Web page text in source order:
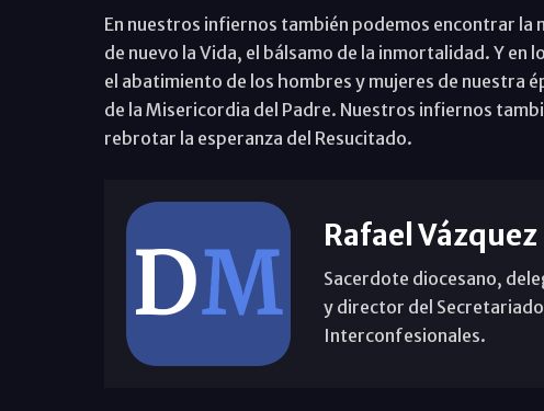
En nuestros infiernos también podemos encontrar la
de nuevo la Vida, el bálsamo de la inmortalidad. Y en
el abatimiento de los hombres y mujeres de nuestra
de la Misericordia del Padre. Nuestros infiernos
rebrotar la esperanza del Resucitado.
Rafael Vázquez
Sacerdote diocesano,
y director del Secretariado
Interconfesionales.